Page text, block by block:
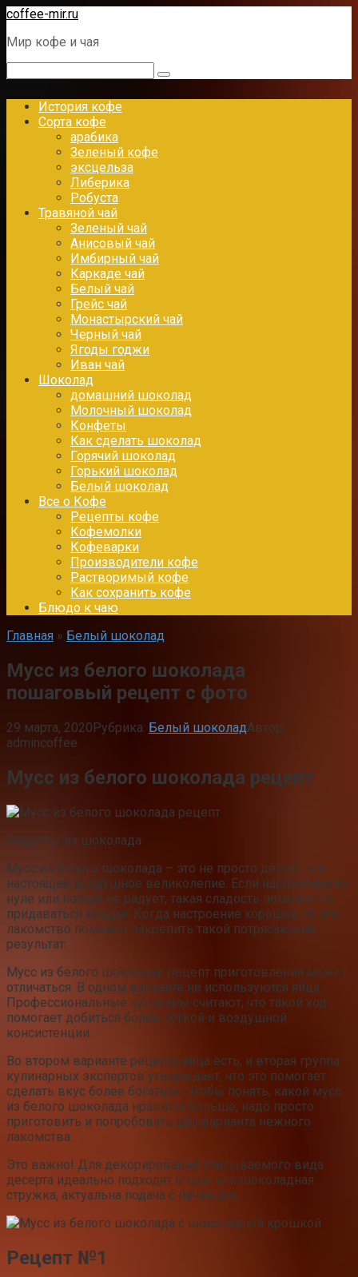
Перейти
контенту
coffee-mir.ru
Мир кофе и чая
История кофе
Сорта кофе
арабика
Зеленый кофе
эксцельза
Либерика
Робуста
Травяной чай
Зеленый чай
Анисовый чай
Имбирный чай
Каркаде чай
Белый чай
Грейс чай
Монастырский чай
Черный чай
Ягоды годжи
Иван чай
Шоколад
домашний шоколад
Молочный шоколад
Конфеты
Как сделать шоколад
Горячий шоколад
Горький шоколад
Белый шоколад
Все о Кофе
Рецепты кофе
Кофемолки
Кофеварки
Производители кофе
Растворимый кофе
Как сохранить кофе
Блюдо к чаю
Главная » Белый шоколад
Мусс из белого шоколада
пошаговый рецепт с фото
29 марта, 2020Рубрика: Белый шоколадАвтор:
admincoffee
Мусс из белого шоколада рецепт
Рецепты из шоколада
Мусс из белого шоколада – это не просто десерт, это
настоящее воздушное великолепие. Если настроение на
нуле или погода не радует, такая сладость поможет не
придаваться хандре. Когда настроение хорошее, то это
лакомство поможет закрепить такой потрясающий
результат.
Мусс из белого шоколада: рецепт приготовления может
отличаться. В одном варианте не используются яйца.
Профессиональные кулинары считают, что такой ход
помогает добиться более легкой и воздушной
консистенции.
Во втором варианте рецепта яйца есть, и вторая группа
кулинарных экспертов утверждает, что это помогает
сделать вкус более богатым. Чтобы понять, какой мусс
из белого шоколада нравится больше, надо просто
приготовить и попробовать два варианта нежного
лакомства.
Это важно! Для декорирования описываемого вида
десерта идеально подходят ягоды или шоколадная
стружка, актуальна подача с печеньем.
Рецепт №1